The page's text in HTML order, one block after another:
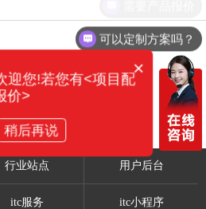
行业站点 用户后台
itc服务 itc小程序
可以定制方案吗？
×
迎您!若您有<项目配
价>
稍后再说